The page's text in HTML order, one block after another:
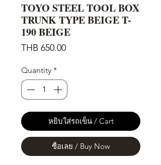
TOYO STEEL TOOL BOX
TRUNK TYPE BEIGE T-
190 BEIGE
THB 650.00Price
Quantity *
หยิบใส่รถเข็น / Cart
ซื้อเลย / Buy Now